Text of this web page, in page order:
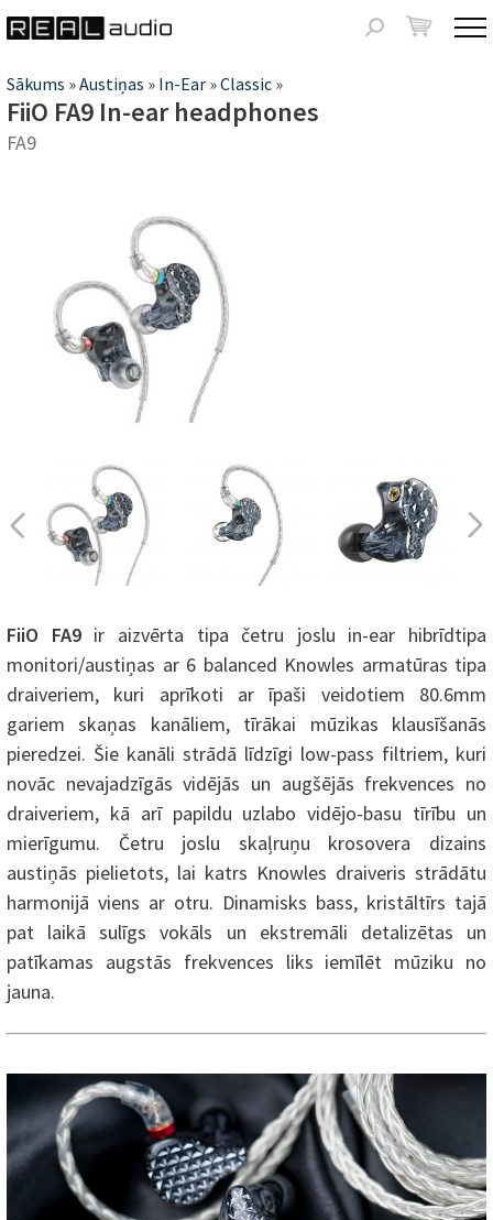
Meklēšanas
Jūs
atrodaties
Sākums »Austiņas » In-Ear »Classic »
FiiO FA9 In-ear headphones
FA9
FiiO FA9 ir aizvērta tipa četru joslu in-ear hibrīdtipa
monitori/austiņas ar 6 balanced Knowles armatūras tipa
draiveriem, kuri aprīkoti ar īpaši veidotiem 80.6mm
gariem skaņas kanāliem, tīrākai mūzikas klausīšanās
pieredzei. Šie kanāli strādā līdzīgi low-pass filtriem, kuri
novāc nevajadzīgās vidējās un augšējās frekvences no
draiveriem, kā arī papildu uzlabo vidējo-basu tīrību un
mierīgumu. Četru joslu skaļruņu krosovera dizains
austiņās pielietots, lai katrs Knowles draiveris strādātu
harmonijā viens ar otru. Dinamisks bass, kristāltīrs tajā
pat laikā sulīgs vokāls un ekstremāli detalizētas un
patīkamas augstās frekvences liks iemīlēt mūziku no
jauna.